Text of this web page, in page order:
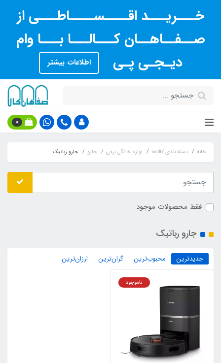
خـــریـــد اقــــســــاطـــی از
صــفــاهــان کـــالـــا بـــا وام
دیـجـی پـی
اطلاعات بیشتر
0
خانه دسته بندی کالاها لوازم خانگی برقی جارو جارو رباتیک
فقط محصولات موجود
جارو رباتیک
جدیدترین محبوب‌ترین گران‌ترین ارزان‌ترین
ناموجود